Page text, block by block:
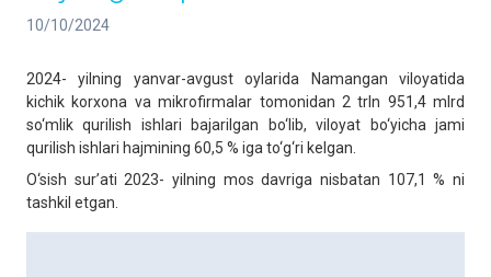
10/10/2024
2024- yilning yanvar-avgust oylarida Namangan viloyatida
kichik korxona va mikrofirmalar tomonidan 2 trln 951,4 mlrd
so‘mlik qurilish ishlari bajarilgan bo‘lib, viloyat bo‘yicha jami
qurilish ishlari hajmining 60,5 % iga to‘g‘ri kelgan.
O‘sish sur’ati 2023- yilning mos davriga nisbatan 107,1 % ni
tashkil etgan.